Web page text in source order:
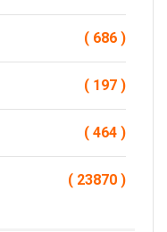
( 686 )
( 197 )
( 464 )
( 23870 )